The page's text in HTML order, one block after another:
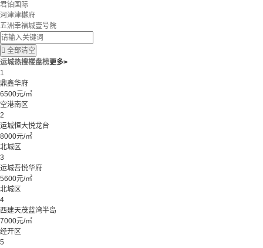
君铂国际
河津津樾府
五洲幸福城壹号院
 全部清空
运城热搜楼盘榜更多>
1
鼎鑫华府
6500元/㎡
空港南区
2
运城恒大悦龙台
8000元/㎡
北城区
3
运城吾悦华府
5600元/㎡
北城区
4
西建天茂蓝湾半岛
7000元/㎡
经开区
5